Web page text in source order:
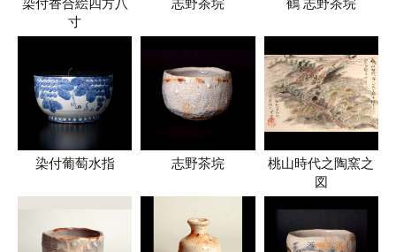
寸
染付葡萄水指 志野茶垸
桃山時代之陶窯之
図